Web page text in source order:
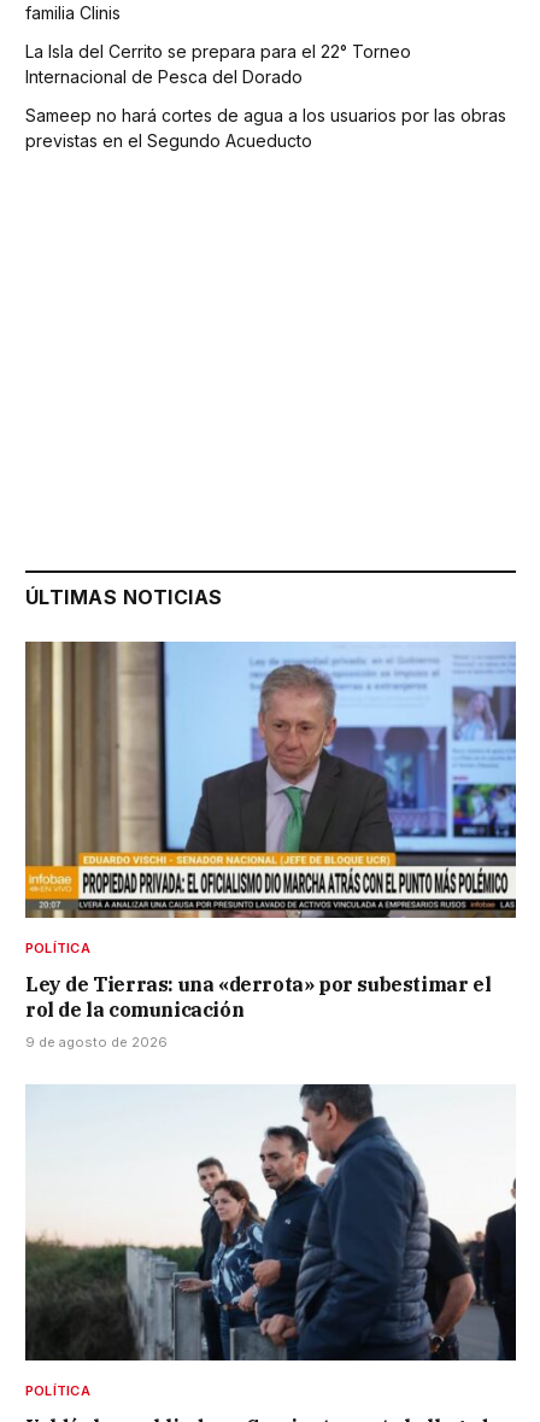
familia Clinis
La Isla del Cerrito se prepara para el 22° Torneo
Internacional de Pesca del Dorado
Sameep no hará cortes de agua a los usuarios por las obras
previstas en el Segundo Acueducto
ÚLTIMAS NOTICIAS
POLÍTICA
Ley de Tierras: una «derrota» por subestimar el
rol de la comunicación
9 de agosto de 2026
POLÍTICA